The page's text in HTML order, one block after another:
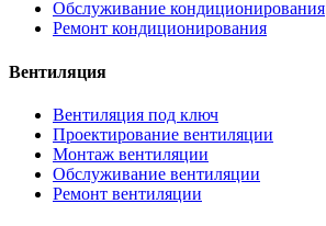
Обслуживание кондиционирования
Ремонт кондиционирования
Вентиляция
Вентиляция под ключ
Проектирование вентиляции
Монтаж вентиляции
Обслуживание вентиляции
Ремонт вентиляции